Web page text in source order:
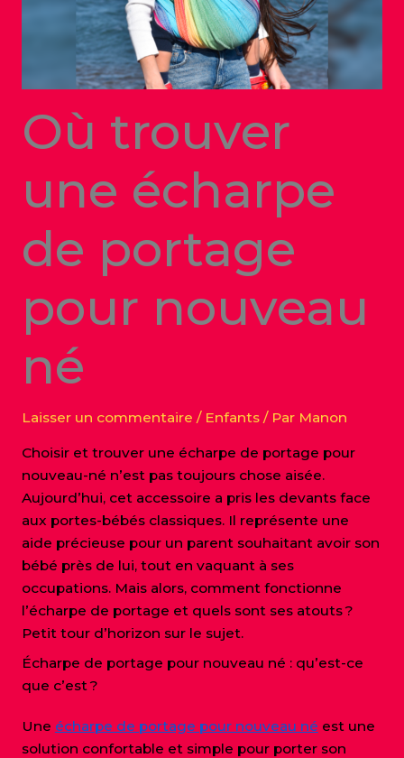
Où trouver
une écharpe
de portage
pour nouveau
né
Laisser un commentaire / Enfants/ Par Manon
Choisir et trouver une écharpe de portage pour
nouveau-né n’est pas toujours chose aisée.
Aujourd’hui, cet accessoire a pris les devants face
aux portes-bébés classiques. Il représente une
aide précieuse pour un parent souhaitant avoir son
bébé près de lui, tout en vaquant à ses
occupations. Mais alors, comment fonctionne
l’écharpe de portage et quels sont ses atouts ?
Petit tour d’horizon sur le sujet.
Écharpe de portage pour nouveau né : qu’est-ce
que c’est ?
Une écharpe de portage pour nouveau né est une
solution confortable et simple pour porter son